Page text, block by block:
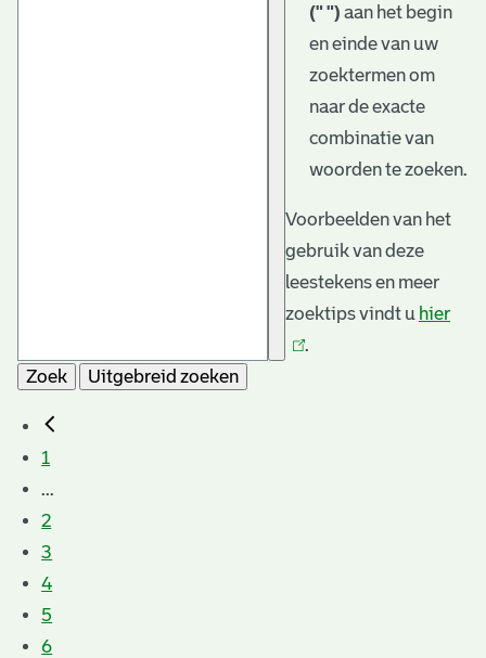
(" ") aan het begin
en einde van uw
zoektermen om
naar de exacte
combinatie van
woorden te zoeken.
Voorbeelden van het
gebruik van deze
leestekens en meer
zoektips vindt u hier
.
Zoek
Uitgebreid zoeken
1
...
2
3
4
5
6